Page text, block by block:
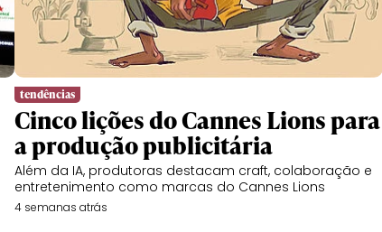
tendências
Cinco lições do Cannes Lions para
a produção publicitária
Além da IA, produtoras destacam craft, colaboração e
entretenimento como marcas do Cannes Lions
4 semanas atrás